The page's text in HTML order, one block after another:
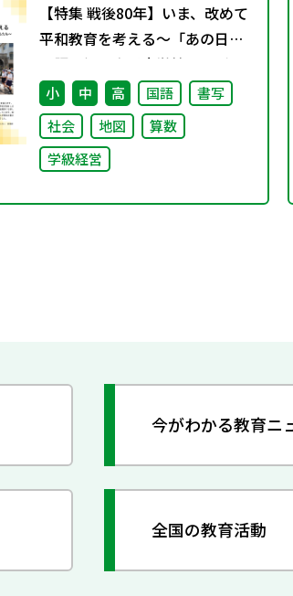
【特集 戦後80年】いま、改めて
平和教育を考える〜「あの日」
を語り継ぐ本川小学校の子ども
たち〜
小 中 高 国語
書写
社会
地図
算数
学級経営
今がわかる教育ニ
全国の教育活動